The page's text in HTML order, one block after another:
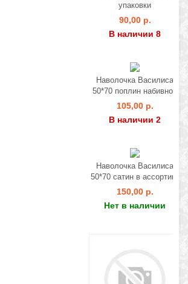
упаковки
90,00 р.
В наличии 8
Наволочка Василиса
50*70 поплин набивной
105,00 р.
В наличии 2
Наволочка Василиса
50*70 сатин в ассортим.
150,00 р.
Нет в наличии